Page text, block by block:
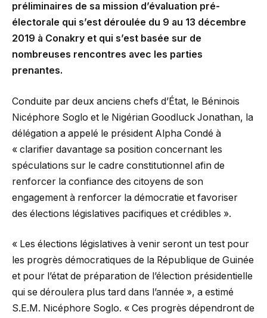
préliminaires de sa mission d’évaluation pré-
électorale qui s’est déroulée du 9 au 13 décembre
2019 à Conakry et qui s’est basée sur de
nombreuses rencontres avec les parties
prenantes.
Conduite par deux anciens chefs d’État, le Béninois
Nicéphore Soglo et le Nigérian Goodluck Jonathan, la
délégation a appelé le président Alpha Condé à
« clarifier davantage sa position concernant les
spéculations sur le cadre constitutionnel afin de
renforcer la confiance des citoyens de son
engagement à renforcer la démocratie et favoriser
des élections législatives pacifiques et crédibles ».
« Les élections législatives à venir seront un test pour
les progrès démocratiques de la République de Guinée
et pour l’état de préparation de l’élection présidentielle
qui se déroulera plus tard dans l’année », a estimé
S.E.M. Nicéphore Soglo. « Ces progrès dépendront de